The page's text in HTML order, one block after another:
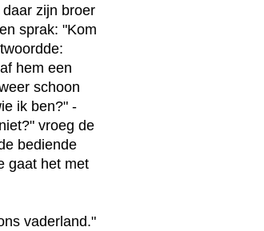
zijn broer
sprak: "Kom
hem een
schoon
ik ben?" -
vroeg de
bediende
gaat het met
vaderland."